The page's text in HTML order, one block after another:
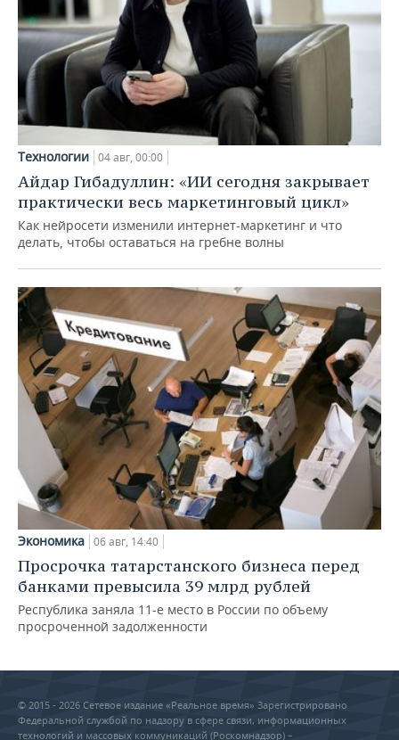
Технологии 04 авг, 00:00
Айдар Гибадуллин: «ИИ сегодня закрывает
практически весь маркетинговый цикл»
Как нейросети изменили интернет-маркетинг и что
делать, чтобы оставаться на гребне волны
Экономика 06 авг, 14:40
Просрочка татарстанского бизнеса перед
банками превысила 39 млрд рублей
Республика заняла 11-е место в России по объему
просроченной задолженности
© 2015 - 2026 Сетевое издание «Реальное время» Зарегистрировано
Федеральной службой по надзору в сфере связи, информационных
технологий и массовых коммуникаций (Роскомнадзор) –